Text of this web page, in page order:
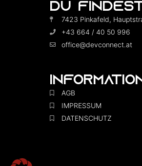
DU
7423 Pinkafeld,
+43 664 / 40 50 996
office@devconnect.at
AGB
IMPRESSUM
DATENSCHUTZ